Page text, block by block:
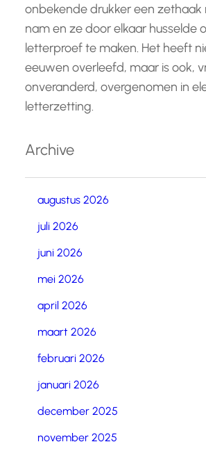
onbekende drukker een
nam en ze door elkaar husselde
letterproef te maken. Het heeft
eeuwen overleefd, maar is ook,
onveranderd, overgenomen in
letterzetting.
Archive
augustus 2026
juli 2026
juni 2026
mei 2026
april 2026
maart 2026
februari 2026
januari 2026
december 2025
november 2025